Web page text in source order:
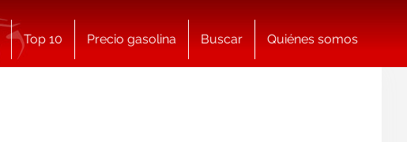
Top 10 Precio gasolina Buscar Quiénes somos